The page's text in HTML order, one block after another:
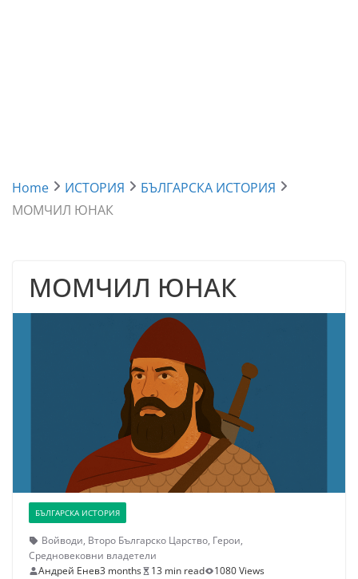
Home ИСТОРИЯ
БЪЛГАРСКА ИСТОРИЯ
МОМЧИЛ ЮНАК
МОМЧИЛ ЮНАК
БЪЛГАРСКА ИСТОРИЯ
Войводи, Второ Българско Царство, Герои,
Средновековни владетели
Андрей Енев3 months 13 min read 1080 Views